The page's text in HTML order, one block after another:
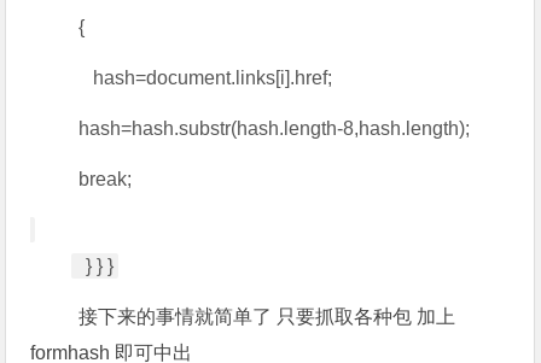
{
hash=document.links[i].href;
hash=hash.substr(hash.length-8,hash.length);
break;
} } }
接下来的事情就简单了 只要抓取各种包 加上
formhash 即可中出